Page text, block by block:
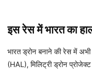
इस रेस में भारत का
भारत ड्रोन बनाने की रेस में अभी
(HAL), मिलिट्री ड्रोन